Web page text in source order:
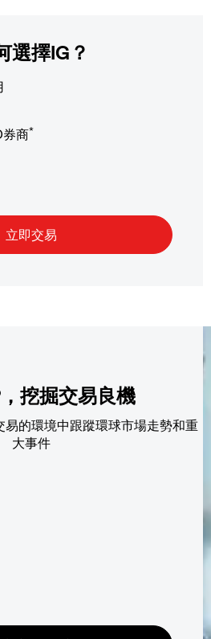
選擇IG？
券商*
挖掘交易良機
易的環境中跟蹤環球市場走勢和重
大事件